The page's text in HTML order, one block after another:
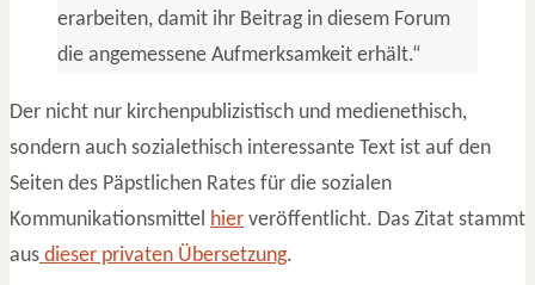
erarbeiten, damit ihr Beitrag in diesem Forum
die angemessene Aufmerksamkeit erhält.“
Der nicht nur kirchenpublizistisch und medienethisch,
sondern auch sozialethisch interessante Text ist auf den
Seiten des Päpstlichen Rates für die sozialen
Kommunikationsmittel hier veröffentlicht. Das Zitat stammt
aus dieser privaten Übersetzung.